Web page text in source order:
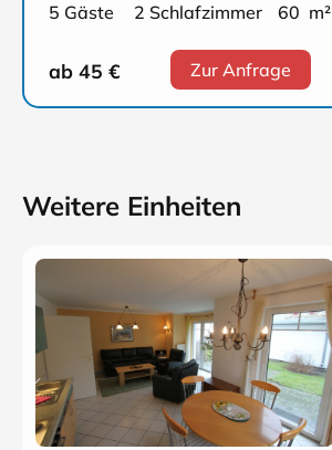
5 Gäste
2 Schlafzimmer 60 m²
ab 45 € Zur Anfrage
Weitere Einheiten